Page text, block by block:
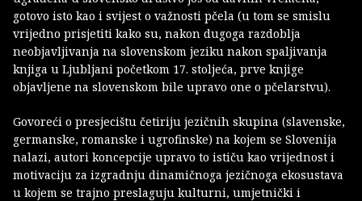
gotovo isto kao i svijest o važnosti pčela (u tom se smislu
vrijedno prisjetiti kako su, nakon dugoga razdoblja
neobjavljivanja na slovenskom jeziku nakon spaljivanja
knjiga u Ljubljani početkom 17. stoljeća, prve knjige
objavljene na slovenskom bile upravo one o pčelarstvu).
Govoreći o presjecištu četiriju jezičnih skupina (slavenske,
germanske, romanske i ugrofinske) na kojem se Slovenija
nalazi, autori koncepcije upravo to ističu kao vrijednost i
motivaciju za izgradnju dinamičnoga jezičnoga ekosustava
u kojem se trajno preslaguju kulturni, umjetnički i